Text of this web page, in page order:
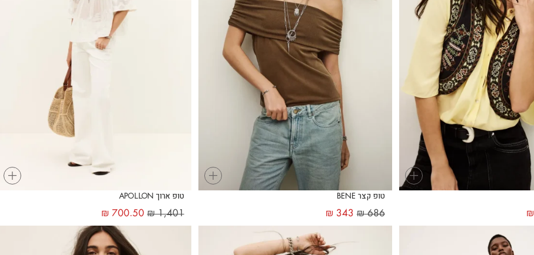
+
₪
+
טופ קצר BENE
₪686
₪ 343
+
טופ ארוך APOLLON
₪1,401
₪ 700.50